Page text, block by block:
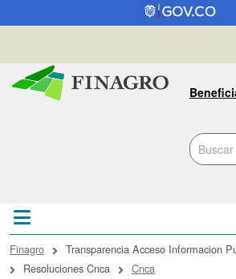
Pasar al contenido principal
enlaces de
Finagro Transparencia Acceso Informacion
Resoluciones Cnca
Cnca